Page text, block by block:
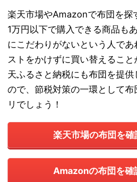
楽天市場やAmazonで布団を探
1万円以下で購入できる商品も
にこだわりがないという人であ
ストをかけずに買い替えるこ
天ふるさと納税にも布団を提
ので、節税対策の一環として
リでしょう！
楽天市場の布団を確
Amazonの布団を確